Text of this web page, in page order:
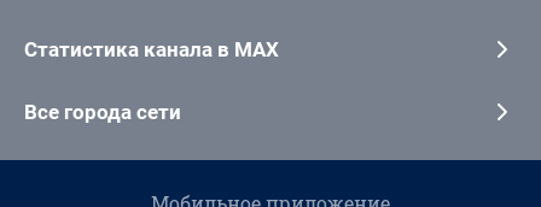
Статистика канала в MAX
Все города сети